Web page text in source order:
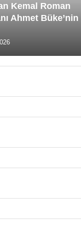
Kemal Roman
Ahmet Büke’nin